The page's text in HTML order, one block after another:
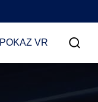
POKAZ VR